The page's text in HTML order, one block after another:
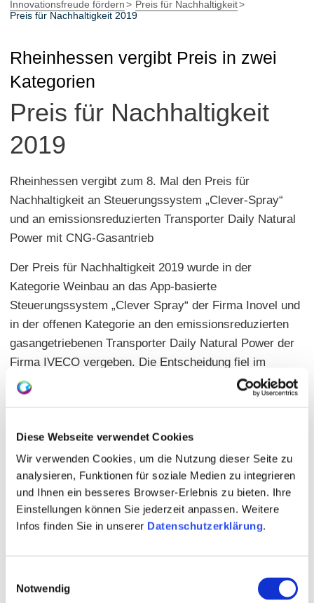
Diese Webseite verwendet Cookies
Wir verwenden Cookies, um die Nutzung dieser Seite zu
analysieren, Funktionen für soziale Medien zu integrieren
und Ihnen ein besseres Browser-Erlebnis zu bieten. Ihre
Einstellungen können Sie jederzeit anpassen. Weitere
Infos finden Sie in unserer Datenschutzerklärung.
Notwendig
Innovationsfreude fördern
Preis für Nachhaltigkeit
Preis für Nachhaltigkeit 2019
Rheinhessen vergibt Preis in zwei
Kategorien
Preis für Nachhaltigkeit
2019
Rheinhessen vergibt zum 8. Mal den Preis für
Nachhaltigkeit an Steuerungssystem „Clever-Spray“
und an emissionsreduzierten Transporter Daily Natural
Power mit CNG-Gasantrieb
Der Preis für Nachhaltigkeit 2019 wurde in der
Kategorie Weinbau an das App-basierte
Steuerungssystem „Clever Spray“ der Firma Inovel und
in der offenen Kategorie an den emissionsreduzierten
gasangetriebenen Transporter Daily Natural Power der
Firma IVECO vergeben. Die Entscheidung fiel im
Rahmen der Jurysitzung, bei der die Bewerbungen nach
ökologischen, sozialen und ökonomischen Aspekten der
im Rahmen der Eröffnung der Agrartage 2019 in Nieder-
Olm statt.
Die Auszeichnung geht alljährlich an Produkte, Systeme
und Dienstleistungen, die die Winzer in ihrem
nachhaltigen Wirtschaften unterstützen.
finden.